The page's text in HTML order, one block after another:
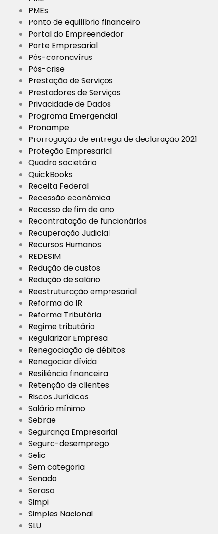
PMEs
Ponto de equilíbrio financeiro
Portal do Empreendedor
Porte Empresarial
Pós-coronavírus
Pós-crise
Prestação de Serviços
Prestadores de Serviços
Privacidade de Dados
Programa Emergencial
Pronampe
Prorrogação de entrega de declaração 2021
Proteção Empresarial
Quadro societário
QuickBooks
Receita Federal
Recessão econômica
Recesso de fim de ano
Recontratação de funcionários
Recuperação Judicial
Recursos Humanos
REDESIM
Redução de custos
Redução de salário
Reestruturação empresarial
Reforma do IR
Reforma Tributária
Regime tributário
Regularizar Empresa
Renegociação de débitos
Renegociar dívida
Resiliência financeira
Retenção de clientes
Riscos Jurídicos
Salário mínimo
Sebrae
Segurança Empresarial
Seguro-desemprego
Selic
Sem categoria
Senado
Serasa
Simpi
Simples Nacional
SLU